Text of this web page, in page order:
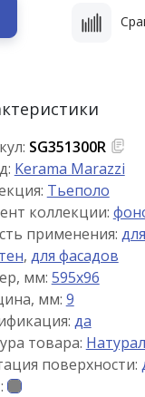
SG351300R
Kerama Marazzi
Тьеполо
коллекции:
применения:
, для фасадов
мм: 595x96
мм: 9
да
товара:
поверхности: